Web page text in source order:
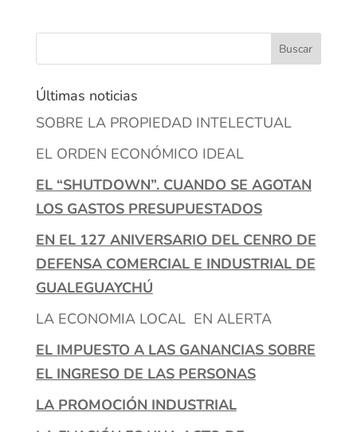
Últimas noticias
SOBRE LA PROPIEDAD INTELECTUAL
EL ORDEN ECONÓMICO IDEAL
EL “SHUTDOWN”. CUANDO SE AGOTAN
LOS GASTOS PRESUPUESTADOS
EN EL 127 ANIVERSARIO DEL CENRO DE
DEFENSA COMERCIAL E INDUSTRIAL DE
GUALEGUAYCHÚ
LA ECONOMIA LOCAL EN ALERTA
EL IMPUESTO A LAS GANANCIAS SOBRE
EL INGRESO DE LAS PERSONAS
LA PROMOCIÓN INDUSTRIAL